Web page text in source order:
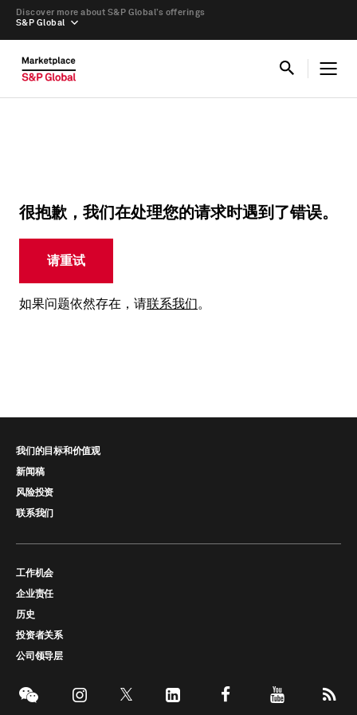
S&P Global
Discover more about S&P Global’s offerings
很抱歉，我们在处理您的请求时遇到了错误。
请重试
如果问题依然存在，请联系我们。
我们的目标和价值观
新闻稿
风险投资
联系我们
工作机会
企业责任
历史
投资者关系
公司领导层